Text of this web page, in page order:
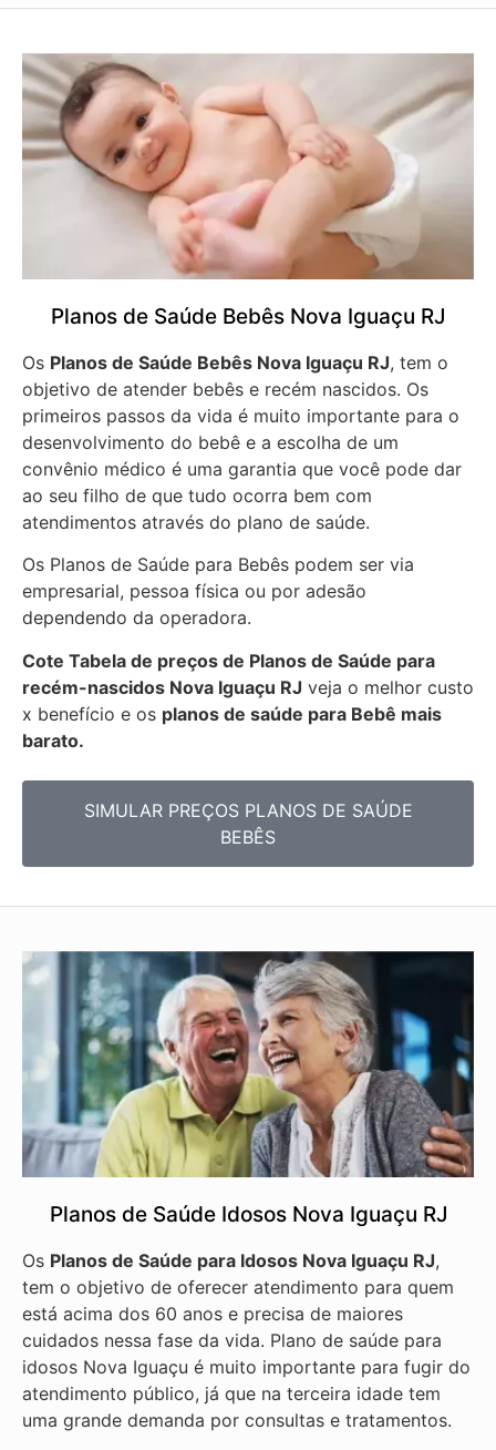
Planos de Saúde Bebês Nova Iguaçu RJ
Os Planos de Saúde Bebês Nova Iguaçu RJ, tem o
objetivo de atender bebês e recém nascidos. Os
primeiros passos da vida é muito importante para o
desenvolvimento do bebê e a escolha de um
convênio médico é uma garantia que você pode dar
ao seu filho de que tudo ocorra bem com
atendimentos através do plano de saúde.
Os Planos de Saúde para Bebês podem ser via
empresarial, pessoa física ou por adesão
dependendo da operadora.
Cote Tabela de preços de Planos de Saúde para
recém-nascidos Nova Iguaçu RJ veja o melhor custo
x benefício e os planos de saúde para Bebê mais
barato.
SIMULAR PREÇOS PLANOS DE SAÚDE
BEBÊS
Planos de Saúde Idosos Nova Iguaçu RJ
Os Planos de Saúde para Idosos Nova Iguaçu RJ,
tem o objetivo de oferecer atendimento para quem
está acima dos 60 anos e precisa de maiores
cuidados nessa fase da vida. Plano de saúde para
idosos Nova Iguaçu é muito importante para fugir do
atendimento público, já que na terceira idade tem
uma grande demanda por consultas e tratamentos.